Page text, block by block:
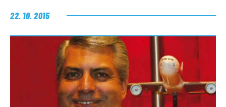
FUERA DE MEGÁFONO
EL LADO «G»
22. 10. 2015